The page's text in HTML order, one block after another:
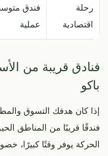
رحلة
اقتصادية
فندق
عملية
فنادق قريبة من
باكو
إذا كان هدفك التسوق
فندقًا قريبًا من المناطق
الحركة يوفر وقتًا كبيرًا،